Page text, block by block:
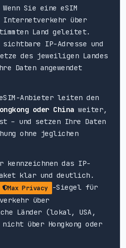
Wenn Sie eine eSIM
Internetverkehr über
Land geleitet.
sichtbare IP-Adresse und
des jeweiligen Landes
Daten angewendet
Anbieter leiten den
oder China weiter,
– und setzen Ihre Daten
ohne jeglichen
kennzeichnen das IP-
klar und deutlich.
Max Privacy
-Siegel für
über
Länder (lokal, USA,
über Hongkong oder